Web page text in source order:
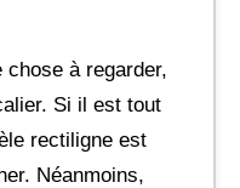
chose à regarder,
Si il est tout
rectiligne est
Néanmoins,